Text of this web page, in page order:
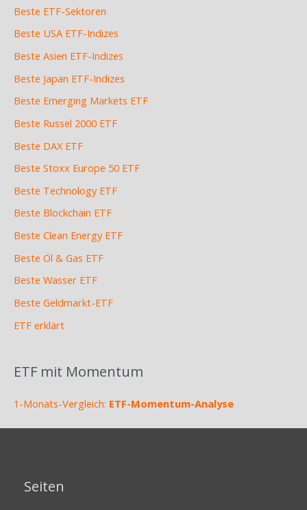
Beste ETF-Sektoren
Beste USA ETF-Indizes
Beste Asien ETF-Indizes
Beste Japan ETF-Indizes
Beste Emerging Markets ETF
Beste Russel 2000 ETF
Beste DAX ETF
Beste Stoxx Europe 50 ETF
Beste Technology ETF
Beste Blockchain ETF
Beste Clean Energy ETF
Beste Öl & Gas ETF
Beste Wasser ETF
Beste Geldmarkt-ETF
ETF erklärt
ETF mit Momentum
1-Monats-Vergleich: ETF-Momentum-Analyse
Seiten